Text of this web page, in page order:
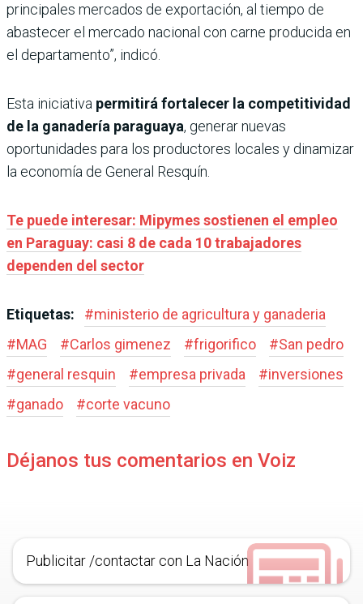
principales mercados de exportación, al tiempo de
abastecer el mercado nacional con carne producida en
el departamento”, indicó.
Esta iniciativa permitirá fortalecer la competitividad
de la ganadería paraguaya, generar nuevas
oportunidades para los productores locales y dinamizar
la economía de General Resquín.
Te puede interesar: Mipymes sostienen el empleo
en Paraguay: casi 8 de cada 10 trabajadores
dependen del sector
Etiquetas: #ministerio de agricultura y ganaderia
#MAG #Carlos gimenez #frigorifico #San pedro
#general resquin #empresa privada #inversiones
#ganado #corte vacuno
Déjanos tus comentarios en Voiz
Publicitar /contactar con La Nación